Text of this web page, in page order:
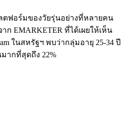
ลตฟอร์มของวัยรุ่นอย่างที่หลายคน
ก EMARKETER ที่ได้เผยให้เห็น
ในสหรัฐฯ พบว่ากลุ่มอายุ 25-34 ปี
ากที่สุดถึง 22%